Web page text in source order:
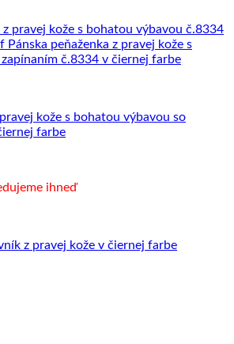
kože s bohatou výbavou so
farbe
ihneď